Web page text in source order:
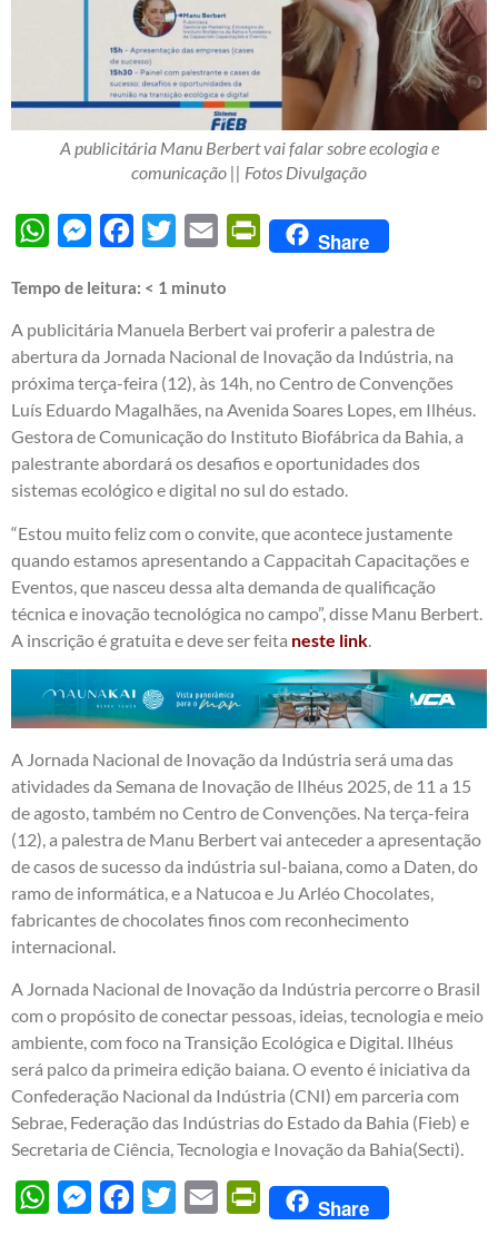
A publicitária Manu Berbert vai falar sobre ecologia e
comunicação || Fotos Divulgação
WhatsAppMessengerFacebook
Twitter Email PrintFriendly
Share
Tempo de leitura: < 1 minuto
A publicitária Manuela Berbert vai proferir a palestra de
abertura da Jornada Nacional de Inovação da Indústria, na
próxima terça-feira (12), às 14h, no Centro de Convenções
Luís Eduardo Magalhães, na Avenida Soares Lopes, em Ilhéus.
Gestora de Comunicação do Instituto Biofábrica da Bahia, a
palestrante abordará os desafios e oportunidades dos
sistemas ecológico e digital no sul do estado.
“Estou muito feliz com o convite, que acontece justamente
quando estamos apresentando a Cappacitah Capacitações e
Eventos, que nasceu dessa alta demanda de qualificação
técnica e inovação tecnológica no campo”, disse Manu Berbert.
A inscrição é gratuita e deve ser feita neste link
A Jornada Nacional de Inovação da Indústria será uma das
atividades da Semana de Inovação de Ilhéus 2025, de 11 a 15
de agosto, também no Centro de Convenções. Na terça-feira
(12), a palestra de Manu Berbert vai anteceder a apresentação
de casos de sucesso da indústria sul-baiana, como a Daten, do
ramo de informática, e a Natucoa e Ju Arléo Chocolates,
fabricantes de chocolates finos com reconhecimento
internacional.
A Jornada Nacional de Inovação da Indústria percorre o Brasil
com o propósito de conectar pessoas, ideias, tecnologia e meio
ambiente, com foco na Transição Ecológica e Digital. Ilhéus
será palco da primeira edição baiana. O evento é iniciativa da
Confederação Nacional da Indústria (CNI) em parceria com
Sebrae, Federação das Indústrias do Estado da Bahia (Fieb) e
Secretaria de Ciência, Tecnologia e Inovação da Bahia(Secti).
WhatsAppMessengerFacebook
Twitter Email PrintFriendly
Share